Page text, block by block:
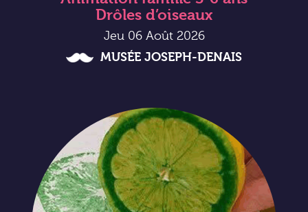
Drôles d’oiseaux
Jeu 06 Août 2026
MUSÉE JOSEPH-DENAIS